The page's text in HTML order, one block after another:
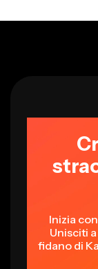
Inizia
Unisciti
fidano di